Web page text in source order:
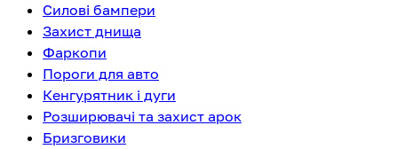
Силові бампери
Захист днища
Фаркопи
Пороги для авто
Кенгурятник і дуги
Розширювачі та захист арок
Бризговики